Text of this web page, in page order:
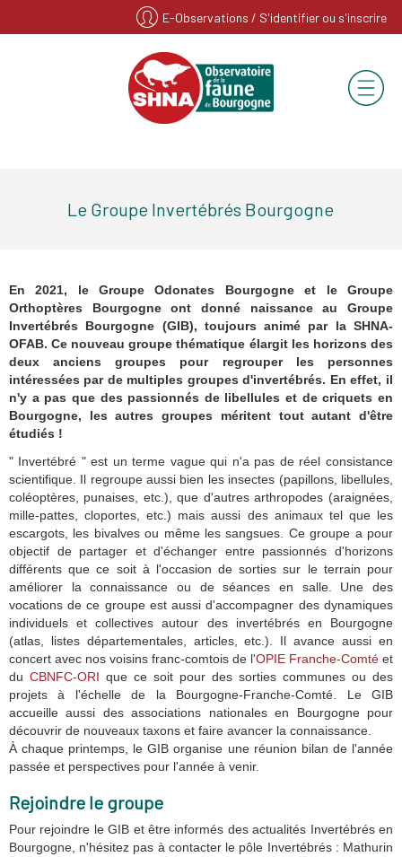
E-Observations / S'identifier ou s'inscrire
Le Groupe Invertébrés Bourgogne
En 2021, le Groupe Odonates Bourgogne et le Groupe
Orthoptères Bourgogne ont donné naissance au Groupe
Invertébrés Bourgogne (GIB), toujours animé par la SHNA-
OFAB. Ce nouveau groupe thématique élargit les horizons des
deux anciens groupes pour regrouper les personnes
intéressées par de multiples groupes d'invertébrés. En effet, il
n'y a pas que des passionnés de libellules et de criquets en
Bourgogne, les autres groupes méritent tout autant d'être
étudiés !
" Invertébré " est un terme vague qui n'a pas de réel consistance
scientifique. Il regroupe aussi bien les insectes (papillons, libellules,
coléoptères, punaises, etc.), que d'autres arthropodes (araignées,
mille-pattes, cloportes, etc.) mais aussi des animaux tel que les
escargots, les bivalves ou même les sangsues. Ce groupe a pour
objectif de partager et d'échanger entre passionnés d'horizons
différents que ce soit à l'occasion de sorties sur le terrain pour
améliorer la connaissance ou de séances en salle. Une des
vocations de ce groupe est aussi d'accompagner des dynamiques
individuels et collectives autour des invertébrés en Bourgogne
(atlas, listes départementales, articles, etc.). Il avance aussi en
concert avec nos voisins franc-comtois de l'OPIE Franche-Comté et
du CBNFC-ORI que ce soit pour des sorties communes ou des
projets à l'échelle de la Bourgogne-Franche-Comté. Le GIB
accueille aussi des associations nationales en Bourgogne pour
découvrir de nouveaux taxons et faire avancer la connaissance.
À chaque printemps, le GIB organise une réunion bilan de l'année
passée et perspectives pour l'année à venir.
Rejoindre le groupe
Pour rejoindre le GIB et être informés des actualités Invertébrés en
Bourgogne, n'hésitez pas à contacter le pôle Invertébrés : Mathurin